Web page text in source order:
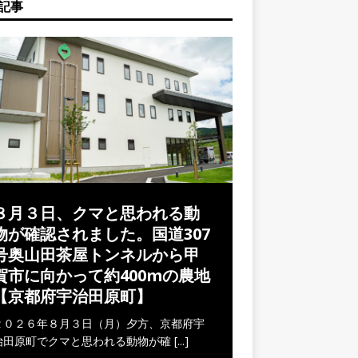
事
月３日、クマと思われる動
が確認されました。国道307
奥山田茶屋トンネルから甲
市に向かって約400mの農地
京都府宇治田原町】
０２６年８月３日（月）夕方、京都府宇
田原町でクマと思われる動物が確 [...]